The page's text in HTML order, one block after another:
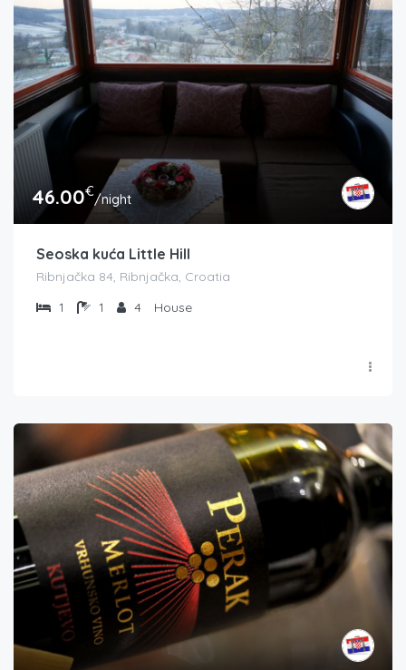
46.00€/night
Seoska kuća Little Hill
Ribnjačka 84, Ribnjačka, Croatia
1
1 4 House